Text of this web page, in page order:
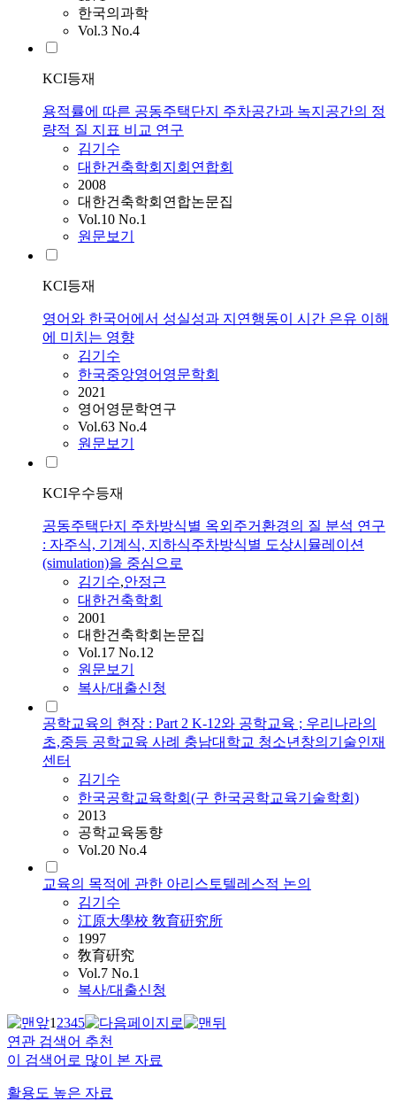
한국의과학
Vol.3 No.4
KCI등재
용적률에 따른 공동주택단지 주차공간과 녹지공간의 정
량적 질 지표 비교 연구
김기수
대한건축학회지회연합회
2008
대한건축학회연합논문집
Vol.10 No.1
원문보기
KCI등재
영어와 한국어에서 성실성과 지연행동이 시간 은유 이해
에 미치는 영향
김기수
한국중앙영어영문학회
2021
영어영문학연구
Vol.63 No.4
원문보기
KCI우수등재
공동주택단지 주차방식별 옥외주거환경의 질 분석 연구
: 자주식, 기계식, 지하식주차방식별 도상시뮬레이션
(simulation)을 중심으로
김기수,안정근
대한건축학회
2001
대한건축학회논문집
Vol.17 No.12
원문보기
복사/대출신청
공학교육의 현장 : Part 2 K-12와 공학교육 ; 우리나라의
초,중등 공학교육 사례 충남대학교 청소년창의기술인재
센터
김기수
한국공학교육학회(구 한국공학교육기술학회)
2013
공학교육동향
Vol.20 No.4
교육의 목적에 관한 아리스토텔레스적 논의
김기수
江原大學校 敎育硏究所
1997
敎育硏究
Vol.7 No.1
복사/대출신청
12345
연관 검색어 추천
이 검색어로 많이 본 자료
활용도 높은 자료